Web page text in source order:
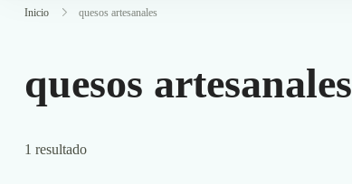
Inicio quesos artesanales
quesos artesanales
1 resultado